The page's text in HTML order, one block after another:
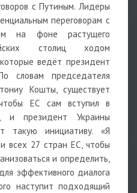
с Путиным. Лидеры
переговорам с
на фоне растущего
столиц ходом
ведёт президент
словам председателя
Кошты, существует
ЕС сам вступил в
и президент Украины
такую инициативу. «Я
всех 27 стран ЕС, чтобы
и определить,
эффективного диалога
наступит подходящий